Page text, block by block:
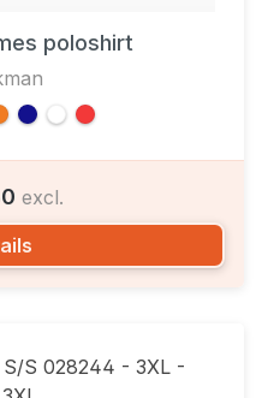
poloshirt
excl.